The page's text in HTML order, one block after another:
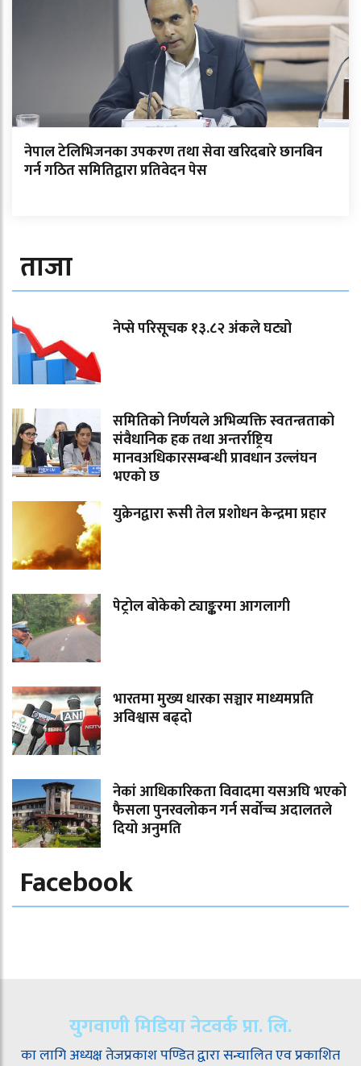
नेपाल टेलिभिजनका उपकरण तथा सेवा खरिदबारे छानबिन
गर्न गठित समितिद्वारा प्रतिवेदन पेस
ताजा
नेप्से परिसूचक १३.८२ अंकले घट्यो
समितिको निर्णयले अभिव्यक्ति स्वतन्त्रताको
संवैधानिक हक तथा अन्तर्राष्ट्रिय
मानवअधिकारसम्बन्धी प्रावधान उल्लंघन
भएको छ
युक्रेनद्वारा रूसी तेल प्रशोधन केन्द्रमा प्रहार
पेट्रोल बोकेको ट्याङ्करमा आगलागी
भारतमा मुख्य धारका सञ्चार माध्यमप्रति
अविश्वास बढ्दो
नेकां आधिकारिकता विवादमा यसअघि भएको
फैसला पुनरवलोकन गर्न सर्वोच्च अदालतले
दियो अनुमति
Facebook
युगवाणी मिडिया नेटवर्क प्रा. लि.
का लागि अध्यक्ष तेजप्रकाश पण्डित द्वारा सन्चालित एव प्रकाशित